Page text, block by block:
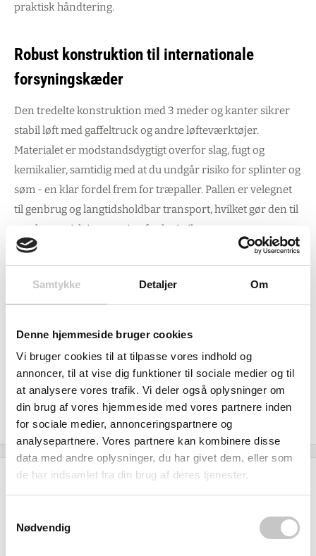
Samtykke Detaljer Om
Denne hjemmeside bruger cookies
Vi bruger cookies til at tilpasse vores indhold og
annoncer, til at vise dig funktioner til sociale medier og til
at analysere vores trafik. Vi deler også oplysninger om
din brug af vores hjemmeside med vores partnere inden
for sociale medier, annonceringspartnere og
analysepartnere. Vores partnere kan kombinere disse
data med andre oplysninger, du har givet dem, eller som
de har indsamlet fra din brug af deres tjenester.
Nødvendig
praktisk håndtering.
Robust konstruktion til internationale
forsyningskæder
Den tredelte konstruktion med 3 meder og kanter sikrer
stabil løft med gaffeltruck og andre løfteværktøjer.
Materialet er modstandsdygtigt overfor slag, fugt og
kemikalier, samtidig med at du undgår risiko for splinter og
søm - en klar fordel frem for træpaller. Pallen er velegnet
til genbrug og langtidsholdbar transport, hvilket gør den til
en økonomisk investering for logistikcentre og
eksportorienterede produktionsvirksomheder.
Med mulighed for sikker stabling af 16 stk. pr. stak
optimerer du lagerkapaciteten, mens
Ved reolopbevaring kan pallen bære op til 350 kg. Denne
palle er ikke egnet til fødevarekontakt, men perfekt til
industrigods, byggematerialer og andre non-food
produkter der skal transporteres sikkert til internationale
markeder.
Specifikationer